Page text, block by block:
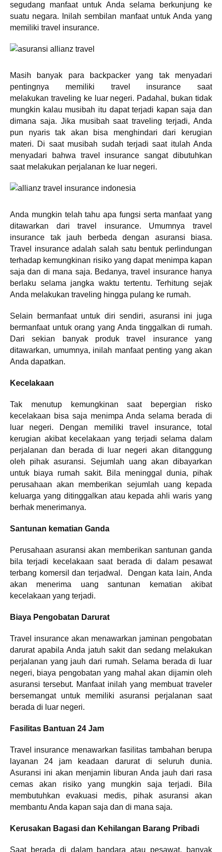
segudang manfaat untuk Anda selama berkunjung ke
suatu negara. Inilah sembilan manfaat untuk Anda yang
memiliki travel insurance.
Masih banyak para backpacker yang tak menyadari
pentingnya memiliki travel insurance saat
melakukan traveling ke luar negeri. Padahal, bukan tidak
mungkin kalau musibah itu dapat terjadi kapan saja dan
dimana saja. Jika musibah saat traveling terjadi, Anda
pun nyaris tak akan bisa menghindari dari kerugian
materi. Di saat musibah sudah terjadi saat itulah Anda
menyadari bahwa travel insurance sangat dibutuhkan
saat melakukan perjalanan ke luar negeri.
Anda mungkin telah tahu apa fungsi serta manfaat yang
ditawarkan dari travel insurance. Umumnya travel
insurance tak jauh berbeda dengan asuransi biasa.
Travel insurance adalah salah satu bentuk perlindungan
terhadap kemungkinan risiko yang dapat menimpa kapan
saja dan di mana saja. Bedanya, travel insurance hanya
berlaku selama jangka waktu tertentu. Terhitung sejak
Anda melakukan traveling hingga pulang ke rumah.
Selain bermanfaat untuk diri sendiri, asuransi ini juga
bermanfaat untuk orang yang Anda tinggalkan di rumah.
Dari sekian banyak produk travel insurance yang
ditawarkan, umumnya, inilah manfaat penting yang akan
Anda dapatkan.
Kecelakaan
Tak menutup kemungkinan saat bepergian risko
kecelakaan bisa saja menimpa Anda selama berada di
luar negeri. Dengan memiliki travel insurance, total
kerugian akibat kecelakaan yang terjadi selama dalam
perjalanan dan berada di luar negeri akan ditanggung
oleh pihak asuransi. Sejumlah uang akan dibayarkan
untuk biaya rumah sakit. Bila meninggal dunia, pihak
perusahaan akan memberikan sejumlah uang kepada
keluarga yang ditinggalkan atau kepada ahli waris yang
berhak menerimanya.
Santunan kematian Ganda
Perusahaan asuransi akan memberikan santunan ganda
bila terjadi kecelakaan saat berada di dalam pesawat
terbang komersil dan terjadwal. Dengan kata lain, Anda
akan menerima uang santunan kematian akibat
kecelakaan yang terjadi.
Biaya Pengobatan Darurat
Travel insurance akan menawarkan jaminan pengobatan
darurat apabila Anda jatuh sakit dan sedang melakukan
perjalanan yang jauh dari rumah. Selama berada di luar
negeri, biaya pengobatan yang mahal akan dijamin oleh
asuransi tersebut. Manfaat inilah yang membuat traveler
bersemangat untuk memiliki asuransi perjalanan saat
berada di luar negeri.
Fasilitas Bantuan 24 Jam
Travel insurance menawarkan fasilitas tambahan berupa
layanan 24 jam keadaan darurat di seluruh dunia.
Asuransi ini akan menjamin liburan Anda jauh dari rasa
cemas akan risiko yang mungkin saja terjadi. Bila
membutuhkan evakuasi medis, pihak asuransi akan
membantu Anda kapan saja dan di mana saja.
Kerusakan Bagasi dan Kehilangan Barang Pribadi
Saat berada di dalam bandara atau pesawat, banyak